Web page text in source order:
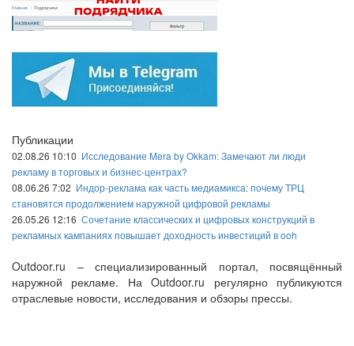
Публикации
02.08.26 10:10 Исследование Mera by Okkam: Замечают ли люди
рекламу в торговых и бизнес-центрах?
08.06.26 7:02 Индор-реклама как часть медиамикса: почему ТРЦ
становятся продолжением наружной цифровой рекламы
26.05.26 12:16 Сочетание классических и цифровых конструкций в
рекламных кампаниях повышает доходность инвестиций в ooh
Outdoor.ru – специализированный портал, посвящённый
наружной рекламе. На Outdoor.ru регулярно публикуются
отраслевые новости, исследования и обзоры прессы.